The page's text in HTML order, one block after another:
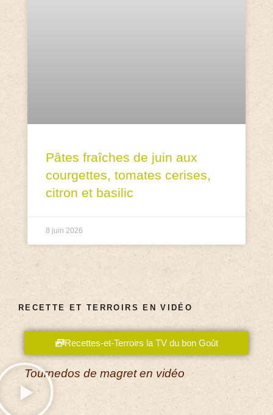
Pâtes fraîches de juin aux
courgettes, tomates cerises,
citron et basilic
8 juin 2026
RECETTE ET TERROIRS EN VIDÉO
Recettes-et-Terroirs la TV du bon Goût
Tournedos de magret en vidéo